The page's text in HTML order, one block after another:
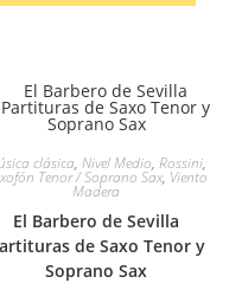
clásica, Nivel Medio, Rossini,
Tenor / Soprano Sax, Viento
Madera
El Barbero de Sevilla
de Saxo Tenor y
Soprano Sax